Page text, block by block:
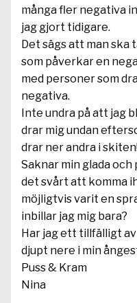
många fler negativa
jag gjort tidigare.
Det sägs att man ska
som påverkar en
med personer som
negativa.
Inte undra på att jag
drar mig undan
drar ner andra i
Saknar min glada och
det svårt att komma
möjligtvis varit en
inbillar jag mig bara?
Har jag ett tillfälligt
djupt nere i min
Puss & Kram
Nina